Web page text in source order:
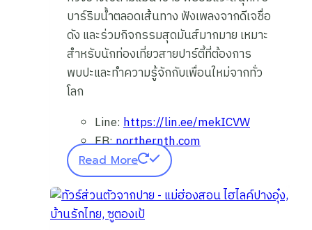
บาร์ริมน้ำตลอดเส้นทาง ฟังเพลงจากดีเจชื่อ
ดัง และร่วมกิจกรรมสุดมันส์มากมาย เหมาะ
สำหรับนักท่องเที่ยวสายปาร์ตี้ที่ต้องการ
พบปะและทำความรู้จักกับเพื่อนใหม่จากทั่ว
โลก
Line: https://lin.ee/mekICVW
FB:northernth.com
Read More